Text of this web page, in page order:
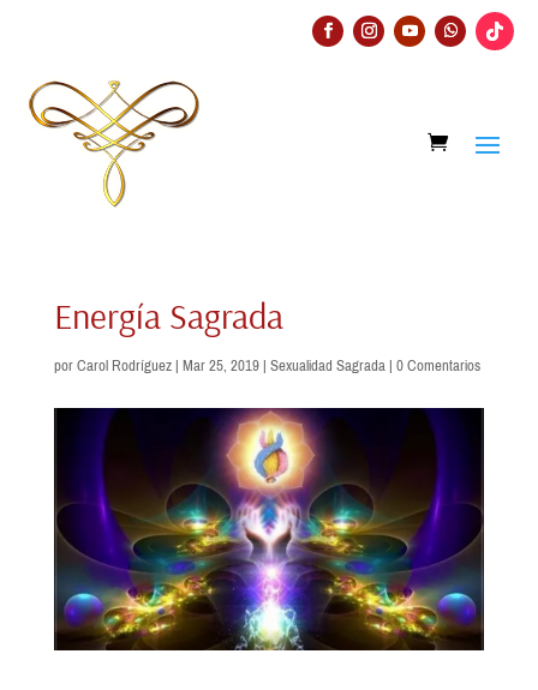
Energía Sagrada
porCarol Rodríguez|Mar 25, 2019|Sexualidad Sagrada|0 Comentarios